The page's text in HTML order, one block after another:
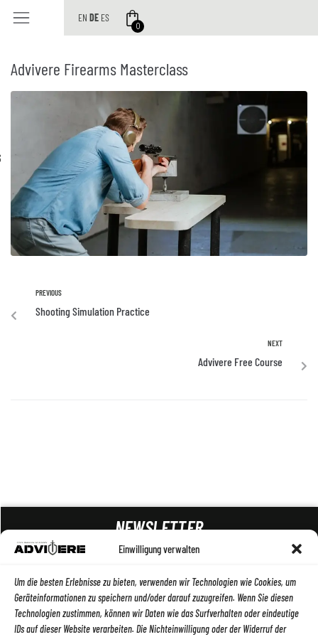
Einwilligung verwalten
Um die besten Erlebnisse zu bieten, verwenden wir Technologien wie Cookies, um
Geräteinformationen zu speichern und/oder darauf zuzugreifen. Wenn Sie diesen
Technologien zustimmen, können wir Daten wie das Surfverhalten oder eindeutige
IDs auf dieser Website verarbeiten. Die Nichteinwilligung oder der Widerruf der
EN DE ES
0
Advivere Firearms Masterclass
PREVIOUS
Shooting Simulation Practice
NEXT
Advivere Free Course
NEWSLETTER